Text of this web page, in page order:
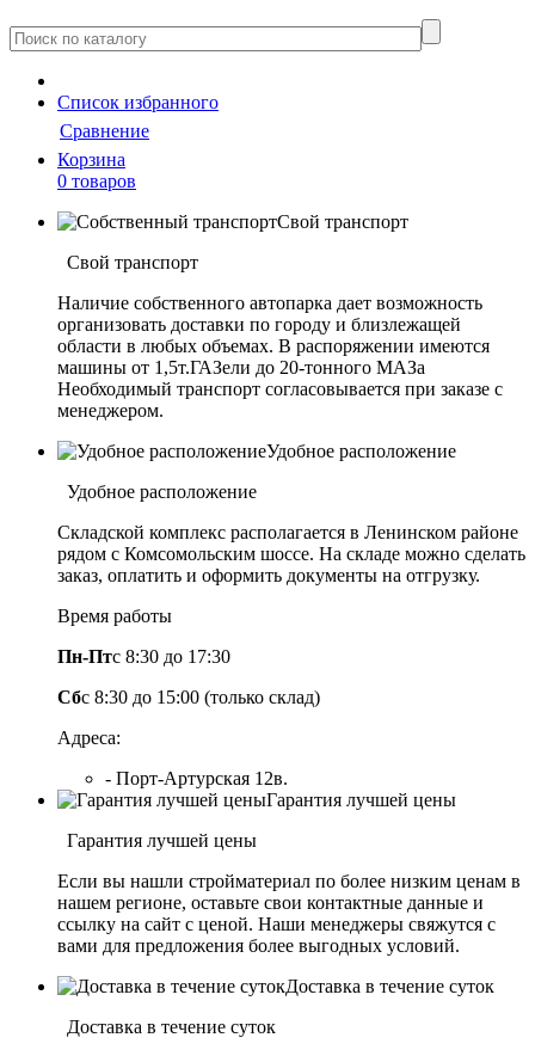
Cписок избранного
Сравнение
Корзина
0 товаров
Свой транспорт
Свой транспорт
Наличие собственного автопарка дает возможность
организовать доставки по городу и близлежащей
области в любых объемах. В распоряжении имеются
машины от 1,5т.ГАЗели до 20-тонного МАЗа
Необходимый транспорт согласовывается при заказе с
менеджером.
Удобное расположение
Удобное расположение
Складской комплекс располагается в Ленинском районе
рядом с Комсомольским шоссе. На складе можно сделать
заказ, оплатить и оформить документы на отгрузку.
Время работы
Пн-Птс 8:30 до 17:30
Сбс 8:30 до 15:00 (только склад)
Адреса:
- Порт-Артурская 12в.
Гарантия лучшей цены
Гарантия лучшей цены
Если вы нашли стройматериал по более низким ценам в
нашем регионе, оставьте свои контактные данные и
ссылку на сайт с ценой. Наши менеджеры свяжутся с
вами для предложения более выгодных условий.
Доставка в течение суток
Доставка в течение суток